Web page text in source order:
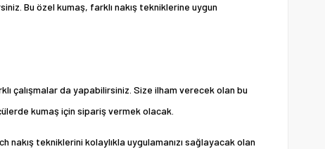
Bu özel kumaş, farklı nakış tekniklerine uygun
çalışmalar da yapabilirsiniz. Size ilham verecek olan bu
kumaş için sipariş vermek olacak.
tekniklerini kolaylıkla uygulamanızı sağlayacak olan